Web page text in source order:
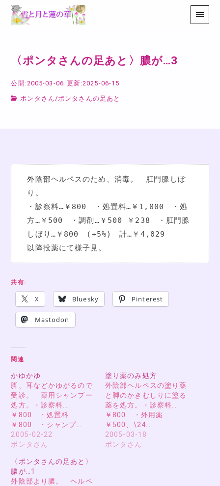
〈ポンタさんの足あと〉膿が…3
公開:2005-03-06 更新:2025-06-15
ポンタさん /ポンタさんの足あと
外陰部ヘルペスのため、消毒。　肛門腺しぼ
り。
・診察料…￥800　・処置料…￥1,000　・処
方…￥500　・調剤…￥500 ￥238　・肛門腺
しぼり…￥800　(+5%)　計…￥4,029
以降投薬にて様子見。
共有:
X Bluesky Pinterest
Mastodon
関連
かゆかゆ
脚、耳などかゆがるので
受診。 薬用シャンプー
処方。・診察料…
￥800 ・処置料…
￥800 ・シャンプ…
2005-02-22
ポンタさん
塗り薬のみ処方
外陰部ヘルペスの塗り薬
と脚のかきむしりに塗る
薬を処方。・診察料…
￥800 ・外用薬…
￥500、\24…
2005-03-18
ポンタさん
〈ポンタさんの足あと〉
膿が…1
外陰部より膿。 ヘルペ